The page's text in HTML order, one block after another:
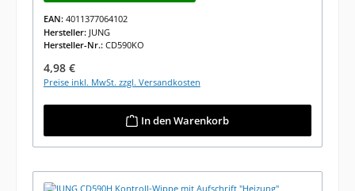
EAN: 4011377064102
Hersteller: JUNG
Hersteller-Nr.: CD590KO
Regulärer Preis:
4,98 €
Preise inkl. MwSt. zzgl. Versandkosten
In den Warenkorb